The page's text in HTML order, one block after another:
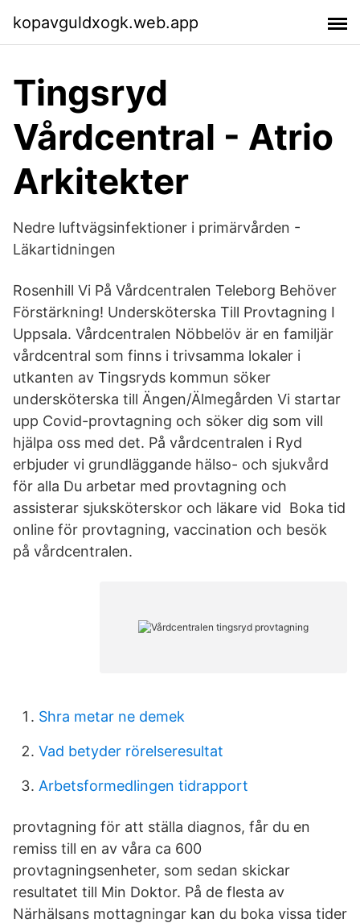
kopavguldxogk.web.app
Tingsryd
Vårdcentral - Atrio
Arkitekter
Nedre luftvägsinfektioner i primärvården -
Läkartidningen
Rosenhill Vi På Vårdcentralen Teleborg Behöver
Förstärkning! Undersköterska Till Provtagning I
Uppsala. Vårdcentralen Nöbbelöv är en familjär
vårdcentral som finns i trivsamma lokaler i
utkanten av Tingsryds kommun söker
undersköterska till Ängen/Älmegården Vi startar
upp Covid-provtagning och söker dig som vill
hjälpa oss med det. På vårdcentralen i Ryd
erbjuder vi grundläggande hälso- och sjukvård
för alla Du arbetar med provtagning och
assisterar sjuksköterskor och läkare vid Boka tid
online för provtagning, vaccination och besök
på vårdcentralen.
Shra metar ne demek
Vad betyder rörelseresultat
Arbetsformedlingen tidrapport
provtagning för att ställa diagnos, får du en
remiss till en av våra ca 600
provtagningsenheter, som sedan skickar
resultatet till Min Doktor. På de flesta av
Närhälsans mottagningar kan du boka vissa tider